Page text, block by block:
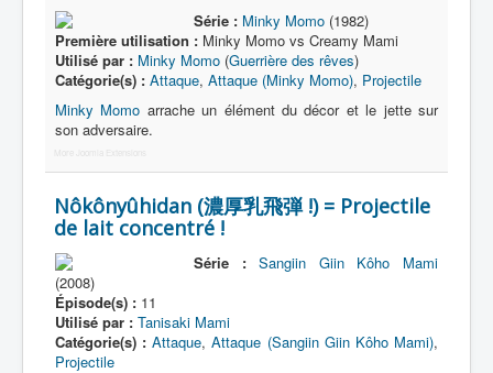
Fanservice
Générique
Morpheur
Lecteur
Item
Accessoire
Pouvoir
Attaque
Série : Minky Momo(1982)
Première utilisation : Minky Momo vs Creamy Mami
Utilisé par : Minky Momo (Guerrière des rêves)
Catégorie(s) : Attaque, Attaque (Minky Momo), Projectile
Minky Momo arrache un élément du décor et le jette sur
son adversaire.
More Joomla Extensions
Nôkônyûhidan (濃厚乳飛弾 !) = Projectile
de lait concentré !
Série :
Sangiin Giin Kôho Mami
(2008)
Épisode(s) : 11
Utilisé par : Tanisaki Mami
Catégorie(s) : Attaque,Attaque (Sangiin Giin Kôho Mami),
Projectile